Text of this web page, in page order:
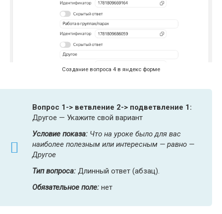
Создание вопроса 4 в яндекс форме
Вопрос 1-> ветвление 2-> подветвление 1:
Другое — Укажите свой вариант
Условие показа: Что на уроке было для вас
наиболее полезным или интересным — равно —
Другое
Тип вопроса: Длинный ответ (абзац).
Обязательное поле: нет